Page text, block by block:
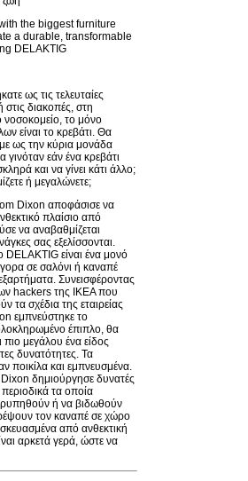
the biggest furniture
a durable, transformable
DELAKTIG
ως τις τελευταίες
στις διακοπές, στη
νοσοκομείο, το μόνο
είναι το κρεβάτι. Θα
ως την κύρια μονάδα
γινόταν εάν ένα κρεβάτι
και να γίνει κάτι άλλο;
ή μεγαλώνετε;
Dixon αποφάσισε να
πλαίσιο από
να αναβαθμίζεται
σας εξελίσσονται.
είναι ένα μονό
σε σαλόνι ή καναπέ
Συνεισφέροντας
hackers της IKEA που
τα σχέδια της εταιρείας
εμπνεύστηκε το
έπιπλο, θα
μεγάλου ένα είδος
δυνατότητες. Τα
ποικίλα και εμπνευσμένα.
δημιούργησε δυνατές
περιοδικά τα οποία
ή να βιδωθούν
τον καναπέ σε χώρο
από ανθεκτική
αρκετά γερά, ώστε να